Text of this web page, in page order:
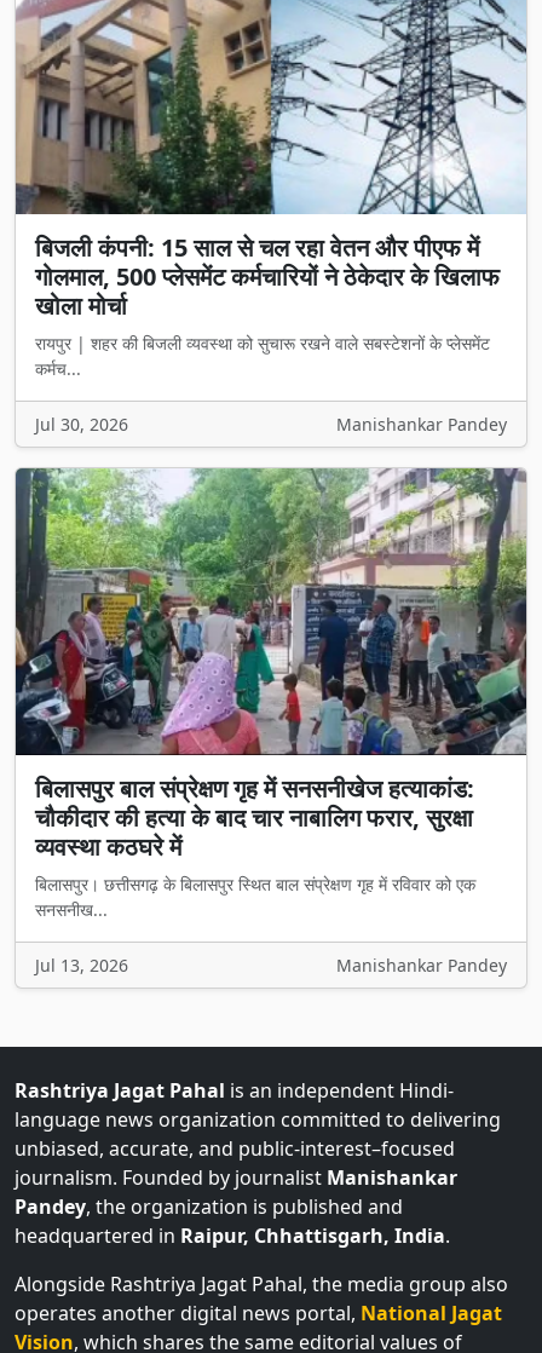
बिजली कंपनी: 15 साल से चल रहा वेतन और पीएफ में
गोलमाल, 500 प्लेसमेंट कर्मचारियों ने ठेकेदार के खिलाफ
खोला मोर्चा
रायपुर | शहर की बिजली व्यवस्था को सुचारू रखने वाले सबस्टेशनों के प्लेसमेंट
कर्मच...
Jul 30, 2026 Manishankar Pandey
बिलासपुर बाल संप्रेक्षण गृह में सनसनीखेज हत्याकांड:
चौकीदार की हत्या के बाद चार नाबालिग फरार, सुरक्षा
व्यवस्था कठघरे में
बिलासपुर। छत्तीसगढ़ के बिलासपुर स्थित बाल संप्रेक्षण गृह में रविवार को एक
सनसनीख...
Jul 13, 2026 Manishankar Pandey
Rashtriya Jagat Pahal is an independent Hindi-
language news organization committed to delivering
unbiased, accurate, and public-interest–focused
journalism. Founded by journalist Manishankar
Pandey, the organization is published and
headquartered in Raipur, Chhattisgarh, India.
Alongside Rashtriya Jagat Pahal, the media group also
operates another digital news portal, National Jagat
Vision, which shares the same editorial values of